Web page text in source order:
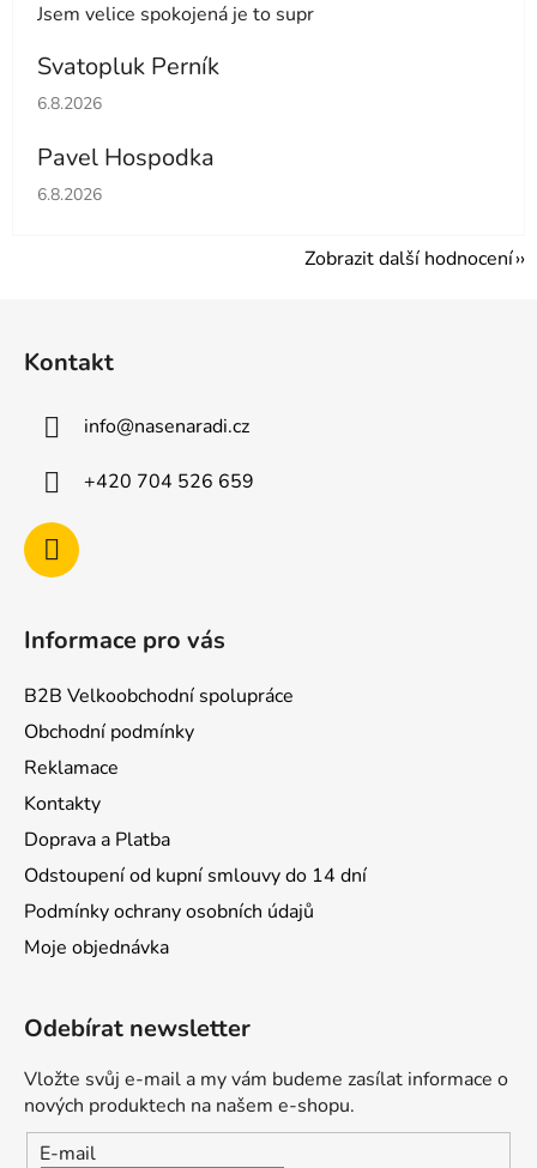
Jsem velice spokojená je to supr
Svatopluk Perník
Hodnocení obchodu je 5 z 5 hvězdiček.
6.8.2026
Pavel Hospodka
Hodnocení obchodu je 5 z 5 hvězdiček.
6.8.2026
Zobrazit další hodnocení
Kontakt
info@nasenaradi.cz
+420 704 526 659
Informace pro vás
B2B Velkoobchodní spolupráce
Obchodní podmínky
Reklamace
Kontakty
Doprava a Platba
Odstoupení od kupní smlouvy do 14 dní
Podmínky ochrany osobních údajů
Moje objednávka
Odebírat newsletter
Vložte svůj e-mail a my vám budeme zasílat informace o
nových produktech na našem e-shopu.
E-mail